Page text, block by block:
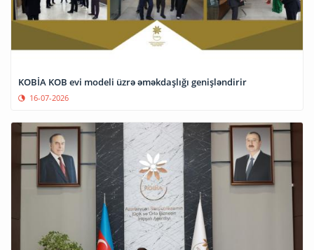
KOBİA KOB evi modeli üzrə əməkdaşlığı genişləndirir
16-07-2026